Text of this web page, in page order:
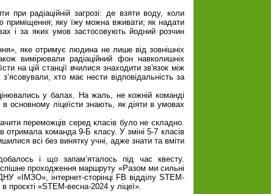
при радіаційній загрозі: де взяти воду, коли
приміщення; яку їжу можна вживати; як надати
і за яких умов застосовують йодний розчин
яке отримує людина не лише від зовнішніх
вимірювали радіаційний фон навколишніх
на цій станції вчилися знаходити зв'язок між
хто має нести відповідальність за
у балах. На жаль, не кожній команді
основному ліцеїсти знають, як діяти в умовах
переможців серед класів було не складно.
отримала команда 9-Б класу. У зміні 5-7 класів
всі без винятку учні, адже знати та вміти
і що запам’яталось під час квесту.
проходження маршруту «Разом ми сильні
«ІМЗО», інтернет-сторінці FB відділу STEM-
проєкті «STEM-весна-2024 у ліцеї».